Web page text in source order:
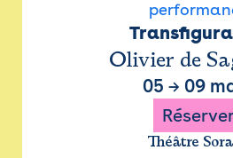
Olivier de
05 → 09
Théâtre